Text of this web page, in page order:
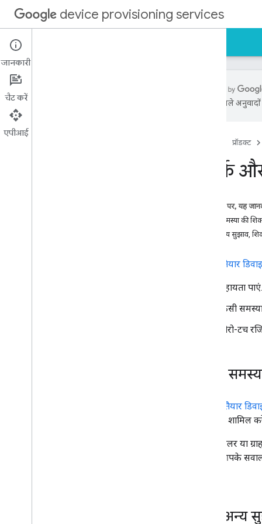
device provisioning services
संपर्क और सुझाव
अक्सर पूछे जाने वाले सवाल
एआई से मिले
प्रॉडक्ट
संपर्क
इस पेज पर, यह
किसी समस्या की
कोई अन्य सुझाव,
पहले से तैयार
सहायता पाएं.
किसी
ज़ीरो-टच
किसी
'पहले से तैयार
जानकारी
अगर रीसेलर या
करें तो आपके
कोई अन्य
जानकारी
चैट करें
एपीआई